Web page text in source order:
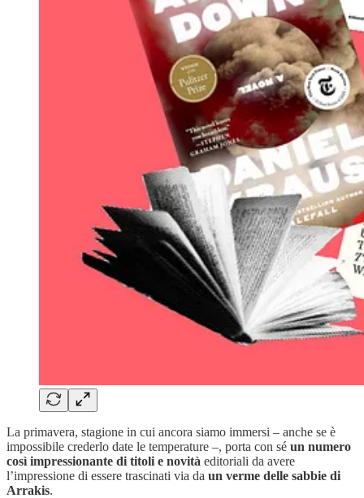
La primavera, stagione in cui ancora siamo immersi – anche se è
impossibile crederlo date le temperature –, porta con sé un numero
così impressionante di titoli e novità editoriali da avere
l’impressione di essere trascinati via da un verme delle sabbie di
Arrakis.